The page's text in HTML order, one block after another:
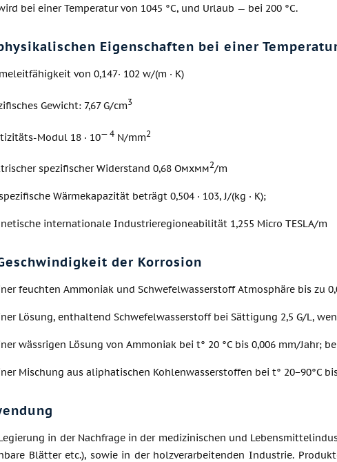
bei einer Temperatur von 1045 °C, und Urlaub — bei 200 °C.
Eigenschaften bei einer
von 0,147· 102 w/(m · K)
Gewicht: 7,67 G/cm3
Modul 18 · 10— 4 N/mm2
spezifischer Widerstand 0,68 Омхмм2/m
Wärmekapazität beträgt 0,504 · 103, J/(kg · K);
internationale Industrieregioneabilität 1,255 Micro TESLA/m
der Korrosion
feuchten Ammoniak und Schwefelwasserstoff Atmosphäre bis zu
Lösung, enthaltend Schwefelwasserstoff bei Sättigung 2,5 G/L,
wässrigen Lösung von Ammoniak bei t° 20 °C bis 0,006 mm/Jahr;
Mischung aus aliphatischen Kohlenwasserstoffen bei t° 20−90°C
in der Nachfrage in der medizinischen und
Blätter etc.), sowie in der holzverarbeitenden Industrie.